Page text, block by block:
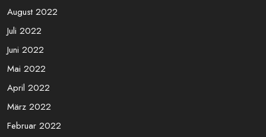
August 2022
Juli 2022
Juni 2022
Mai 2022
April 2022
März 2022
Februar 2022